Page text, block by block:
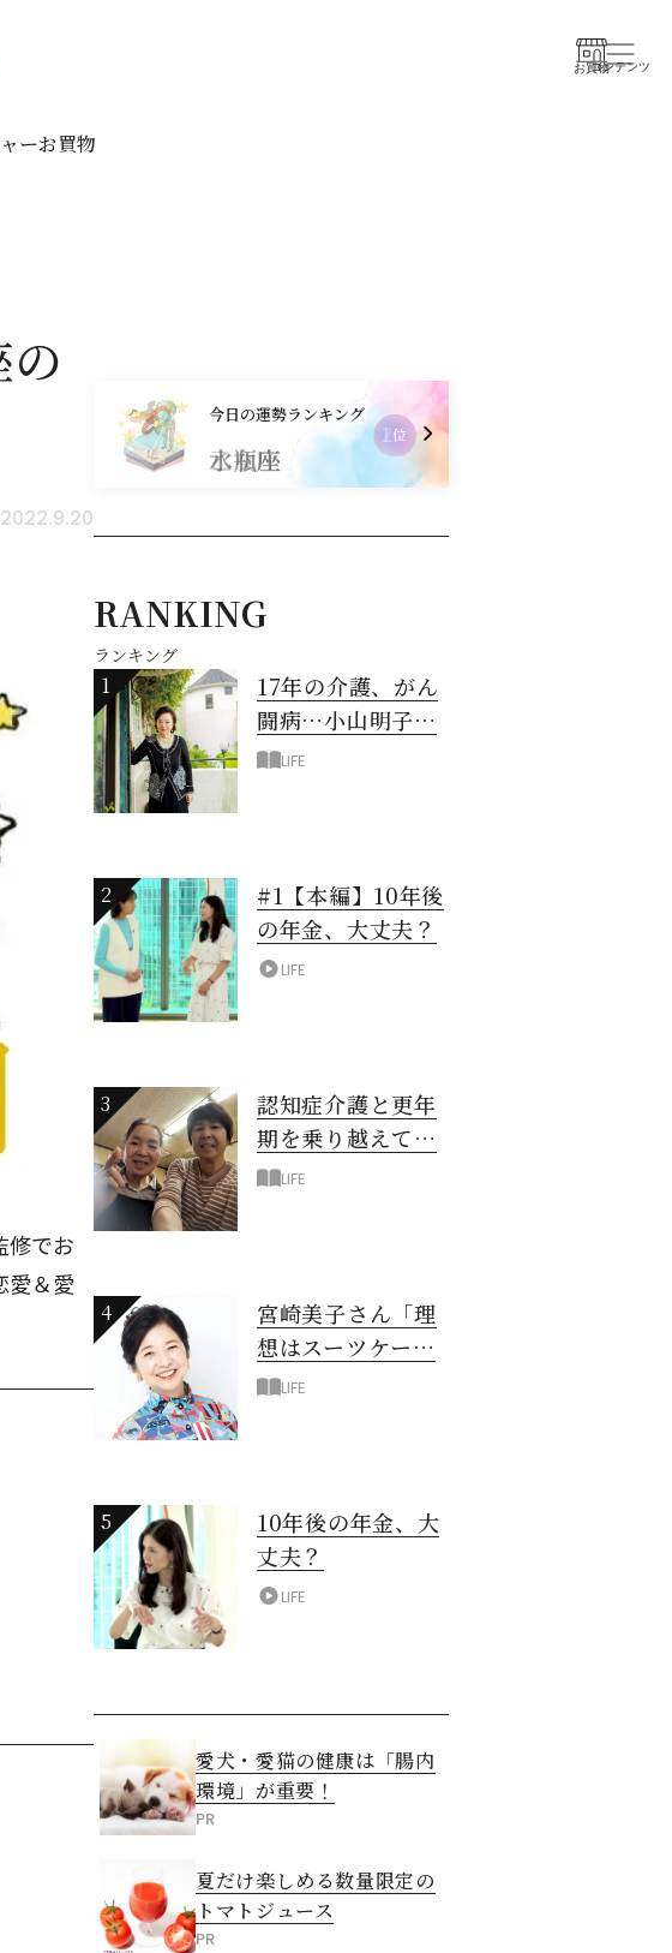
お買物コンテンツ
ーお買物
2022.9.20
修でお
愛＆愛
今日の運勢ランキング
乙女座
2位
RANKING
ランキング
1
17年の介護、がん
闘病…小山明子さ
ん「今満たされて
LIFE
2
#1【本編】10年後
の年金、大丈夫？
LIFE
3
認知症介護と更年
期を乗り越えて！
6年の「通い介
LIFE
4
宮崎美子さん「理
想はスーツケース
一つでどこへでも
LIFE
5
10年後の年金、大
丈夫？
LIFE
愛犬・愛猫の健康は「腸内
環境」が重要！
PR
夏だけ楽しめる数量限定の
トマトジュース
PR